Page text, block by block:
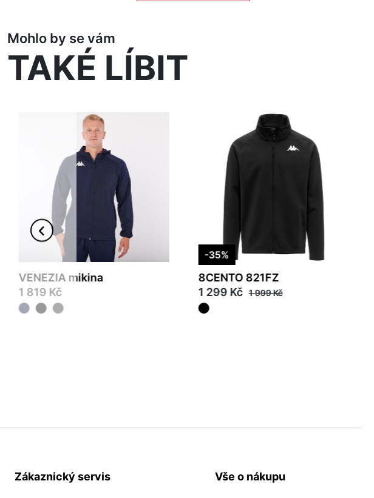
Mohlo by se vám
TAKÉ LÍBIT
VENEZIA mikina
1 819 Kč
-35%
8CENTO 821FZ
1 299 Kč 1 999 Kč
Zákaznický servis Vše o nákupu